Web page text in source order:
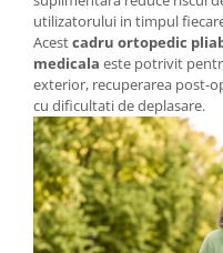
utilizatorului in timpul
Acestcadru ortopedic
medicala este potrivit
exterior, recuperarea post-
cu dificultati de deplasare.